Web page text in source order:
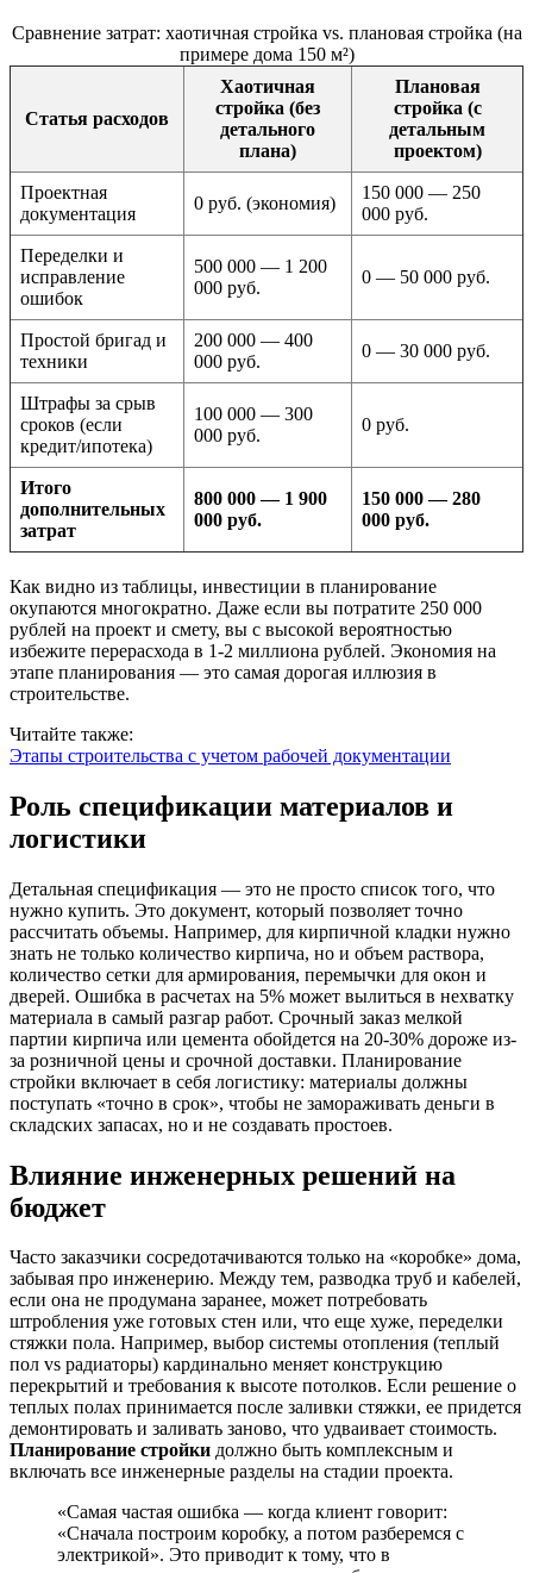
Сравнение затрат: хаотичная стройка vs. плановая стройка (на
примере дома 150 м²)
Статья расходов
Хаотичная
стройка (без
детального
плана)
Плановая
стройка (с
детальным
проектом)
Проектная
документация
0 руб. (экономия)
150 000 — 250
000 руб.
Переделки и
исправление
ошибок
500 000 — 1 200
000 руб.
0 — 50 000 руб.
Простой бригад и
техники
200 000 — 400
000 руб.
0 — 30 000 руб.
Штрафы за срыв
сроков (если
кредит/ипотека)
100 000 — 300
000 руб.
0 руб.
Итого
дополнительных
затрат
800 000 — 1 900
000 руб.
150 000 — 280
000 руб.
Как видно из таблицы, инвестиции в планирование
окупаются многократно. Даже если вы потратите 250 000
рублей на проект и смету, вы с высокой вероятностью
избежите перерасхода в 1-2 миллиона рублей. Экономия на
этапе планирования — это самая дорогая иллюзия в
строительстве.
Читайте также:
Этапы строительства с учетом рабочей документации
Роль спецификации материалов и
логистики
Детальная спецификация — это не просто список того, что
нужно купить. Это документ, который позволяет точно
рассчитать объемы. Например, для кирпичной кладки нужно
знать не только количество кирпича, но и объем раствора,
количество сетки для армирования, перемычки для окон и
дверей. Ошибка в расчетах на 5% может вылиться в нехватку
материала в самый разгар работ. Срочный заказ мелкой
партии кирпича или цемента обойдется на 20-30% дороже из-
за розничной цены и срочной доставки. Планирование
стройки включает в себя логистику: материалы должны
поступать «точно в срок», чтобы не замораживать деньги в
складских запасах, но и не создавать простоев.
Влияние инженерных решений на
бюджет
Часто заказчики сосредотачиваются только на «коробке» дома,
забывая про инженерию. Между тем, разводка труб и кабелей,
если она не продумана заранее, может потребовать
штробления уже готовых стен или, что еще хуже, переделки
стяжки пола. Например, выбор системы отопления (теплый
пол vs радиаторы) кардинально меняет конструкцию
перекрытий и требования к высоте потолков. Если решение о
теплых полах принимается после заливки стяжки, ее придется
демонтировать и заливать заново, что удваивает стоимость.
Планирование стройки должно быть комплексным и
включать все инженерные разделы на стадии проекта.
«Самая частая ошибка — когда клиент говорит:
«Сначала построим коробку, а потом разберемся с
электрикой». Это приводит к тому, что в